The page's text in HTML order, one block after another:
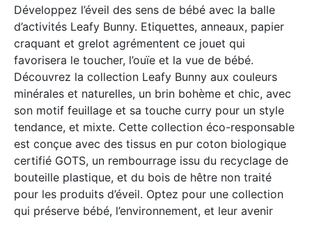
Développez l’éveil des sens de bébé avec la balle
d’activités Leafy Bunny. Etiquettes, anneaux, papier
craquant et grelot agrémentent ce jouet qui
favorisera le toucher, l’ouïe et la vue de bébé.
Découvrez la collection Leafy Bunny aux couleurs
minérales et naturelles, un brin bohème et chic, avec
son motif feuillage et sa touche curry pour un style
tendance, et mixte. Cette collection éco-responsable
est conçue avec des tissus en pur coton biologique
certifié GOTS, un rembourrage issu du recyclage de
bouteille plastique, et du bois de hêtre non traité
pour les produits d’éveil. Optez pour une collection
qui préserve bébé, l’environnement, et leur avenir